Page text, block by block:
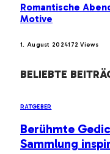
Romantische
Motive
1. August 2024172Views
BELIEBTE
RATGEBER
Berühmte
Sammlung